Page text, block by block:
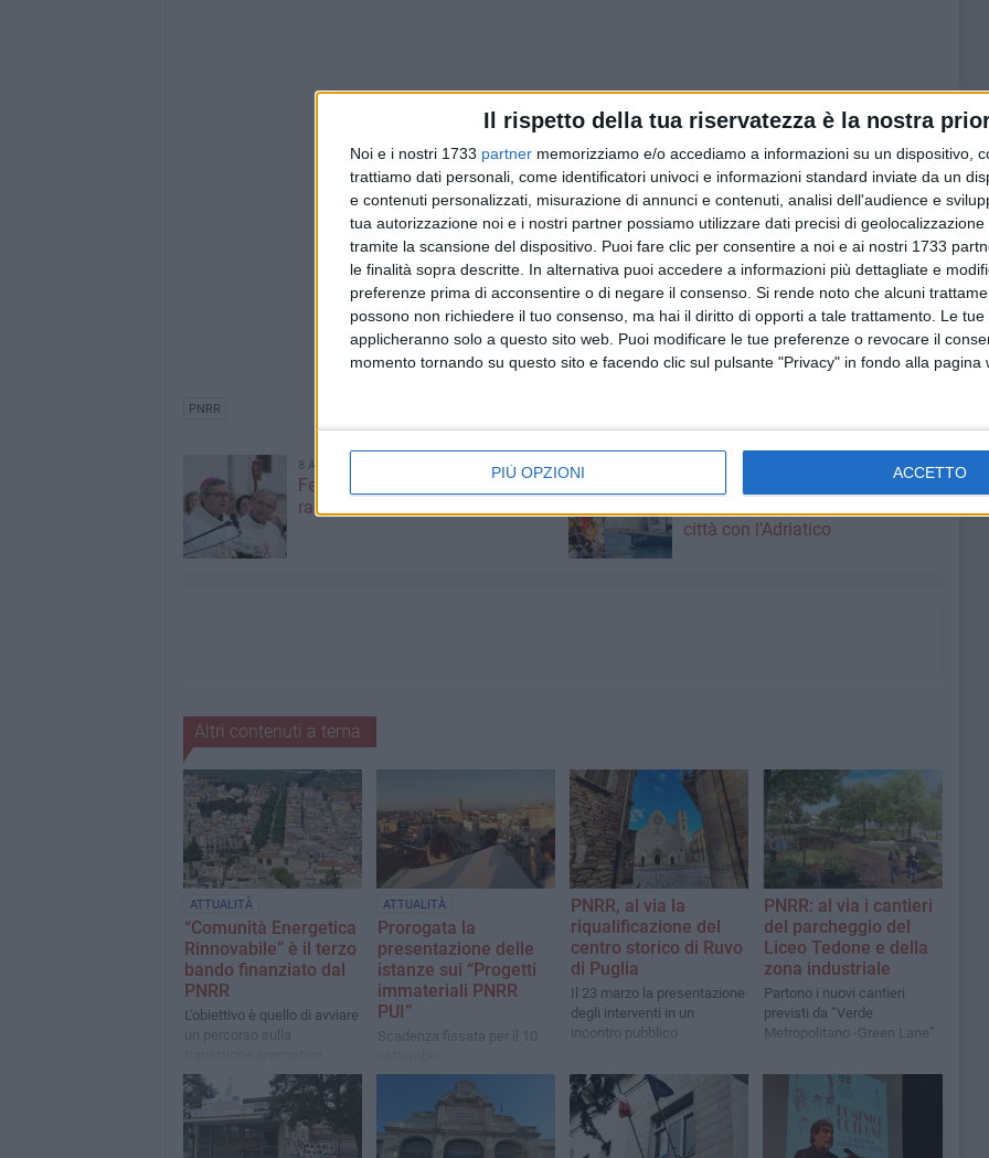
Il rispetto della tua riservatezza è la nostra
Noi e i nostri 1733 partner memorizziamo e/o accediamo a informazioni su un dispositivo,
trattiamo dati personali, come identificatori univoci e informazioni standard inviate da un
e contenuti personalizzati, misurazione di annunci e contenuti, analisi dell'audience e
tua autorizzazione noi e i nostri partner possiamo utilizzare dati precisi di
tramite la scansione del dispositivo. Puoi fare clic per consentire a noi e ai nostri 1733
le finalità sopra descritte. In alternativa puoi accedere a informazioni più dettagliate e
preferenze prima di acconsentire o di negare il consenso. Si rende noto che alcuni
possono non richiedere il tuo consenso, ma hai il diritto di opporti a tale trattamento. Le
applicheranno solo a questo sito web. Puoi modificare le tue preferenze o revocare il
momento tornando su questo sito e facendo clic sul pulsante "Privacy" in fondo alla pagina
PIÙ OPZIONI ACCETTO
PNRR
8 AGOSTO 2026
Festa del SS. Salvatore, Ruvo si
raccoglie in preghiera – LE FOTO
“Ruvo aveva il mare”, la Pro Loco
città con l’Adriatico
Altri contenuti a tema
ATTUALITÀ
“Comunità Energetica
Rinnovabile” è il terzo
bando finanziato dal
PNRR
L'obiettivo è quello di avviare
un percorso sulla
ATTUALITÀ
Prorogata la
presentazione delle
istanze sui “Progetti
immateriali PNRR
PUI”
Scadenza fissata per il 10
PNRR, al via la
riqualificazione del
centro storico di Ruvo
di Puglia
Il 23 marzo la presentazione
degli interventi in un
incontro pubblico
PNRR: al via i cantieri
del parcheggio del
Liceo Tedone e della
zona industriale
Partono i nuovi cantieri
previsti da “Verde
Metropolitano -Green Lane”